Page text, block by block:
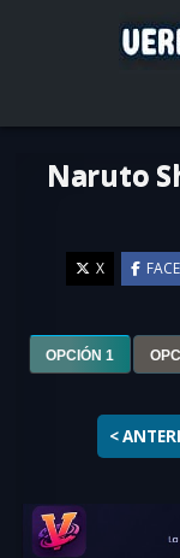
VER
Naruto
X
OPCIÓN 1
<